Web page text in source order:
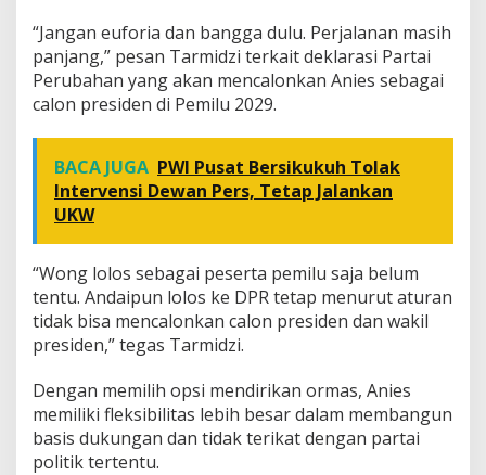
“Jangan euforia dan bangga dulu. Perjalanan masih
panjang,” pesan Tarmidzi terkait deklarasi Partai
Perubahan yang akan mencalonkan Anies sebagai
calon presiden di Pemilu 2029.
BACA JUGA PWI Pusat Bersikukuh Tolak
Intervensi Dewan Pers, Tetap Jalankan
UKW
“Wong lolos sebagai peserta pemilu saja belum
tentu. Andaipun lolos ke DPR tetap menurut aturan
tidak bisa mencalonkan calon presiden dan wakil
presiden,” tegas Tarmidzi.
Dengan memilih opsi mendirikan ormas, Anies
memiliki fleksibilitas lebih besar dalam membangun
basis dukungan dan tidak terikat dengan partai
politik tertentu.